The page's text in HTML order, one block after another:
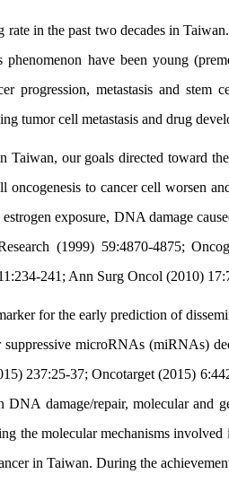
rate in the past two decades in
have been young
progression, metastasis and
tumor cell metastasis and drug
Taiwan, our goals directed toward
to cancer cell worsen
exposure, DNA damage
(1999) 59:4870-4875;
241; Ann Surg Oncol (2010)
for the early prediction of
microRNAs (miRNAs)
237:25-37; Oncotarget (2015)
DNA damage/repair, molecular
the molecular mechanisms
in Taiwan. During the